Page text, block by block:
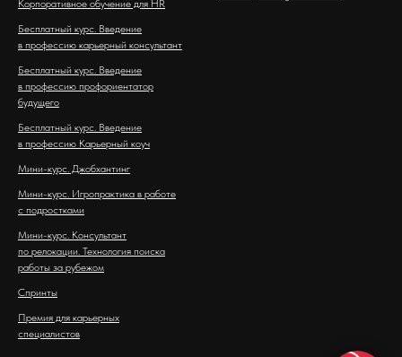
Корпоративное обучение для HR
Бесплатный курс. Введение
в профессию карьерный консультант
Бесплатный курс. Введение
в профессию профориентатор
будущего
Бесплатный курс. Введение
в профессию Карьерный коуч
Мини-курс. Джобхантинг
Мини-курс. Игропрактика в работе
с подростками
Мини-курс. Консультант
по релокации. Технология поиска
работы за рубежом
Спринты
Премия для карьерных
специалистов